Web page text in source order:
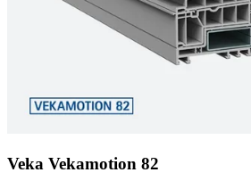
Veka Vekamotion 82